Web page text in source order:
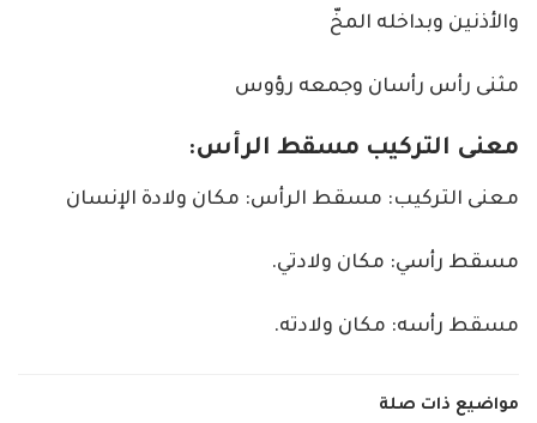
والأذنين وبداخله المخّ
مثنى رأس رأسان وجمعه رؤوس
معنى التركيب مسقط الرأس:
معنى التركيب: مسقط الرأس: مكان ولادة الإنسان
مسقط رأسي: مكان ولادتي.
مسقط رأسه: مكان ولادته.
مواضيع ذات صلة